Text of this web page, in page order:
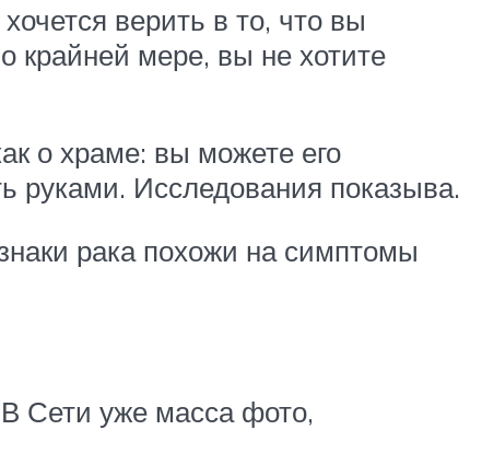
верить в то, что вы
крайней мере, вы не хотите
о храме: вы можете его
руками. Исследования показыва.
рака похожи на симптомы
Сети уже масса фото,